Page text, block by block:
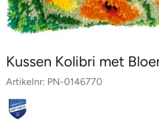
Kussen Kolibri met
Artikelnr: PN-0146770